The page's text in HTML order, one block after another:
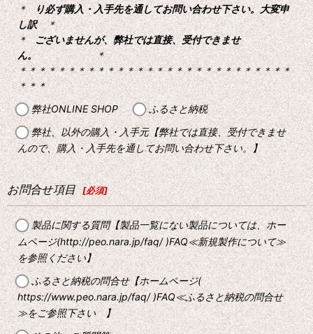
＊り必ず購入・入手先を通してお問い合わせ下さい。大変申
し訳＊
＊ございませんが、弊社では直接、受付できませ
ん。＊
＊＊＊＊＊＊＊＊＊＊＊＊＊＊＊＊＊＊＊＊＊＊＊＊＊＊＊＊
＊＊＊
弊社ONLINE SHOP
ふるさと納税
弊社、以外の購入・入手元【弊社では直接、受付できませ
んので、購入・入手先を通してお問い合わせ下さい。】
お問合せ項目 [必須]
製品に関する質問【製品一覧にない製品については、ホー
ムページ(http://peo.nara.jp/faq/ )FAQ≪新規製作について≫
を参照ください】
ふるさと納税の問合せ【ホームページ(
https://www.peo.nara.jp/faq/ )FAQ≪ふるさと納税の問合せ
≫をご参照下さい 】